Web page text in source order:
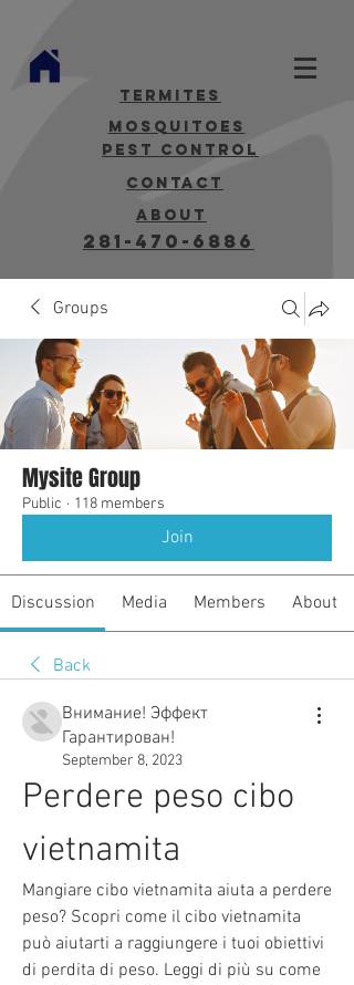
termites
mosquitoes
Pest Control
contact
about
281-470-6886
Groups
Mysite Group
Public · 118 members
Join
Discussion Media Members About
Back
Внимание! Эффект
Гарантирован!
September 8, 2023
Perdere peso cibo
vietnamita
Mangiare cibo vietnamita aiuta a perdere
peso? Scopri come il cibo vietnamita
può aiutarti a raggiungere i tuoi obiettivi
di perdita di peso. Leggi di più su come